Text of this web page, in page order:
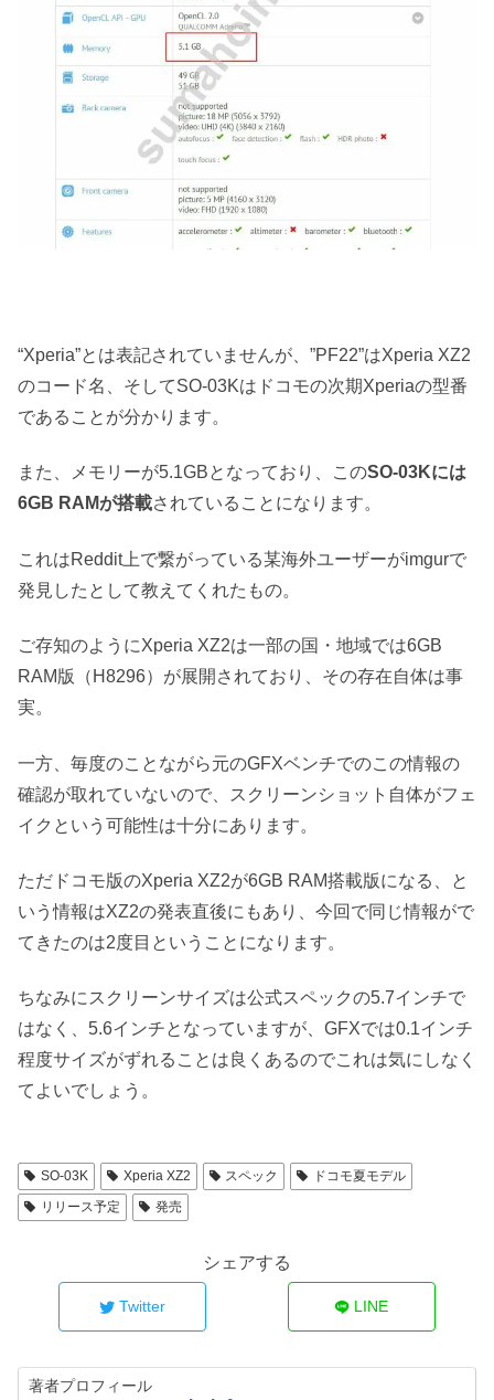
“Xperia”とは表記されていませんが、”PF22”はXperia XZ2
のコード名、そしてSO-03Kはドコモの次期Xperiaの型番
であることが分かります。
また、メモリーが5.1GBとなっており、このSO-03Kには
6GB RAMが搭載されていることになります。
これはReddit上で繋がっている某海外ユーザーがimgurで
発見したとして教えてくれたもの。
ご存知のようにXperia XZ2は一部の国・地域では6GB
RAM版（H8296）が展開されており、その存在自体は事
実。
一方、毎度のことながら元のGFXベンチでのこの情報の
確認が取れていないので、スクリーンショット自体がフェ
イクという可能性は十分にあります。
ただドコモ版のXperia XZ2が6GB RAM搭載版になる、と
いう情報はXZ2の発表直後にもあり、今回で同じ情報がで
てきたのは2度目ということになります。
ちなみにスクリーンサイズは公式スペックの5.7インチで
はなく、5.6インチとなっていますが、GFXでは0.1インチ
程度サイズがずれることは良くあるのでこれは気にしなく
てよいでしょう。
SO-03K Xperia XZ2 スペック
ドコモ夏モデル
リリース予定
発売
シェアする
Twitter LINE
著者プロフィール